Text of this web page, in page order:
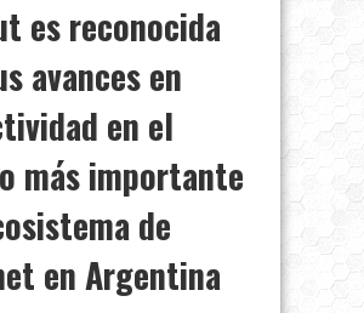
es reconocida
avances en
en el
más importante
de
en Argentina